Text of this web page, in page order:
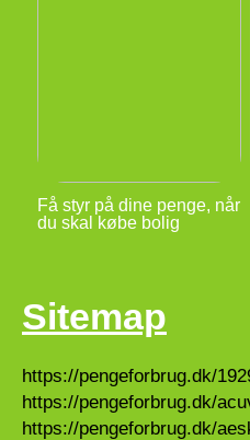
Få styr på dine penge, når
du skal købe bolig
Sitemap
https://pengeforbrug.dk/
https://pengeforbrug.dk/
https://pengeforbrug.dk/